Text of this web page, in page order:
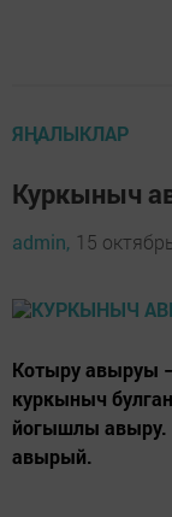
ЯҢАЛЫКЛАР
Куркыныч
admin, 15
Котыру авыруы
куркыныч
йогышлы авыру.
авырый.